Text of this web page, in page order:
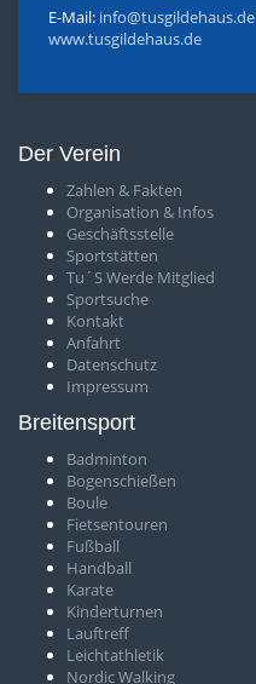
E-Mail: info@tusgildehaus.de
www.tusgildehaus.de
Der Verein
Zahlen & Fakten
Organisation & Infos
Geschäftsstelle
Sportstätten
Tu´S Werde Mitglied
Sportsuche
Kontakt
Anfahrt
Datenschutz
Impressum
Breitensport
Badminton
Bogenschießen
Boule
Fietsentouren
Fußball
Handball
Karate
Kinderturnen
Lauftreff
Leichtathletik
Nordic Walking